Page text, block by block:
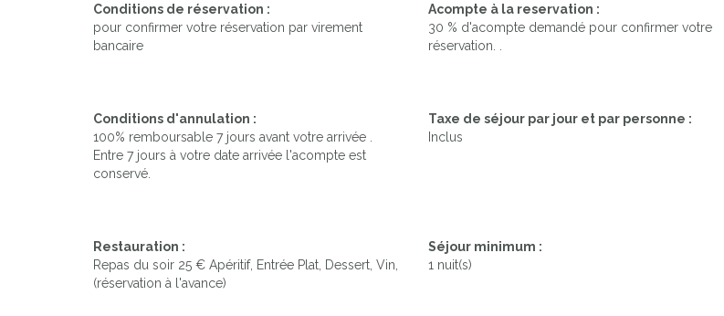
Conditions de réservation :
pour confirmer votre réservation par virement
bancaire
Acompte à la reservation :
30 % d'acompte demandé pour confirmer votre
réservation. .
Conditions d'annulation :
100% remboursable 7 jours avant votre arrivée .
Entre 7 jours à votre date arrivée l'acompte est
conservé.
Taxe de séjour par jour et par personne :
Inclus
Restauration :
Repas du soir 25 € Apéritif, Entrée Plat, Dessert, Vin,
(réservation à l'avance)
Séjour minimum :
1 nuit(s)